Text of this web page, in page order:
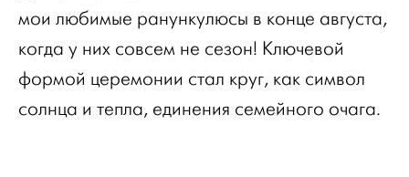
мои любимые ранункулюсы в конце августа,
когда у них совсем не сезон! Ключевой
формой церемонии стал круг, как символ
солнца и тепла, единения семейного очага.